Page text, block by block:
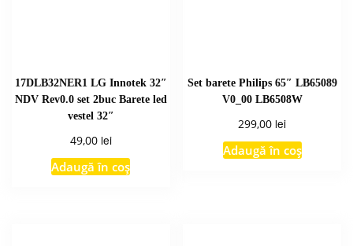
17DLB32NER1 LG Innotek 32″
NDV Rev0.0 set 2buc Barete led
vestel 32″
49,00 lei
Adaugă în coș
Set barete Philips 65″ LB65089
V0_00 LB6508W
299,00 lei
Adaugă în coș